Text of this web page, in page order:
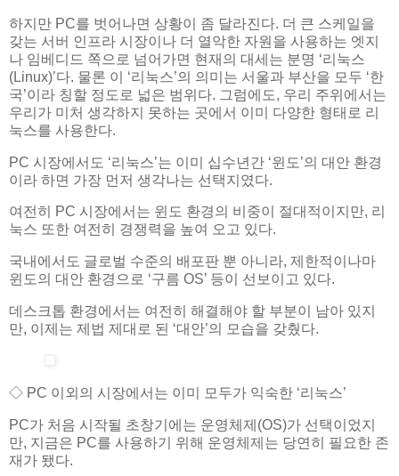
하지만 PC를 벗어나면 상황이 좀 달라진다. 더 큰 스케일을
갖는 서버 인프라 시장이나 더 열악한 자원을 사용하는 엣지
나 임베디드 쪽으로 넘어가면 현재의 대세는 분명 ‘리눅스
(Linux)’다. 물론 이 ‘리눅스’의 의미는 서울과 부산을 모두 ‘한
국’이라 칭할 정도로 넓은 범위다. 그럼에도, 우리 주위에서는
우리가 미처 생각하지 못하는 곳에서 이미 다양한 형태로 리
눅스를 사용한다.
PC 시장에서도 ‘리눅스’는 이미 십수년간 ‘윈도’의 대안 환경
이라 하면 가장 먼저 생각나는 선택지였다.
여전히 PC 시장에서는 윈도 환경의 비중이 절대적이지만, 리
눅스 또한 여전히 경쟁력을 높여 오고 있다.
국내에서도 글로벌 수준의 배포판 뿐 아니라, 제한적이나마
윈도의 대안 환경으로 ‘구름 OS’ 등이 선보이고 있다.
데스크톱 환경에서는 여전히 해결해야 할 부분이 남아 있지
만, 이제는 제법 제대로 된 ‘대안’의 모습을 갖췄다.
◇ PC 이외의 시장에서는 이미 모두가 익숙한 ‘리눅스’
PC가 처음 시작될 초창기에는 운영체제(OS)가 선택이었지
만, 지금은 PC를 사용하기 위해 운영체제는 당연히 필요한 존
재가 됐다.